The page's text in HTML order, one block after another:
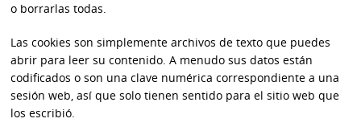
o borrarlas todas.
Las cookies son simplemente archivos de texto que puedes
abrir para leer su contenido. A menudo sus datos están
codificados o son una clave numérica correspondiente a una
sesión web, así que solo tienen sentido para el sitio web que
los escribió.